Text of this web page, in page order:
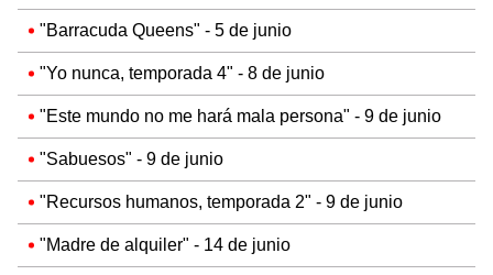
"Barracuda Queens" - 5 de junio
"Yo nunca, temporada 4" - 8 de junio
"Este mundo no me hará mala persona" - 9 de junio
"Sabuesos" - 9 de junio
"Recursos humanos, temporada 2" - 9 de junio
"Madre de alquiler" - 14 de junio